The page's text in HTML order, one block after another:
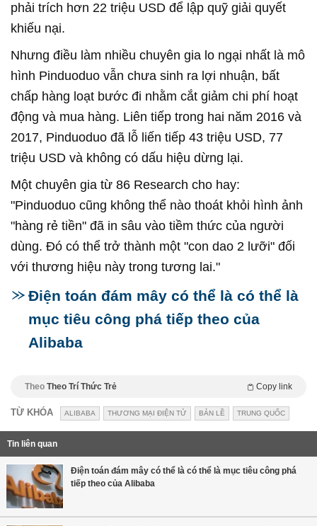
phải trích hơn 22 triệu USD để lập quỹ giải quyết
khiếu nại.
Nhưng điều làm nhiều chuyên gia lo ngại nhất là mô
hình Pinduoduo vẫn chưa sinh ra lợi nhuận, bất
chấp hàng loạt bước đi nhằm cắt giảm chi phí hoạt
động và mua hàng. Liên tiếp trong hai năm 2016 và
2017, Pinduoduo đã lỗ liến tiếp 43 triệu USD, 77
triệu USD và không có dấu hiệu dừng lại.
Một chuyên gia từ 86 Research cho hay:
"Pinduoduo cũng không thể nào thoát khỏi hình ảnh
"hàng rẻ tiền" đã in sâu vào tiềm thức của người
dùng. Đó có thể trở thành một "con dao 2 lưỡi" đối
với thương hiệu này trong tương lai."
Điện toán đám mây có thể là có thể là
mục tiêu công phá tiếp theo của
Alibaba
Theo Theo Trí Thức Trẻ Copy link
TỪ KHÓA ALIBABA THƯƠNG MẠI ĐIỆN TỬ BẢN LỀ TRUNG QUỐC
Tin liên quan
Điện toán đám mây có thể là có thể là mục tiêu công phá
tiếp theo của Alibaba